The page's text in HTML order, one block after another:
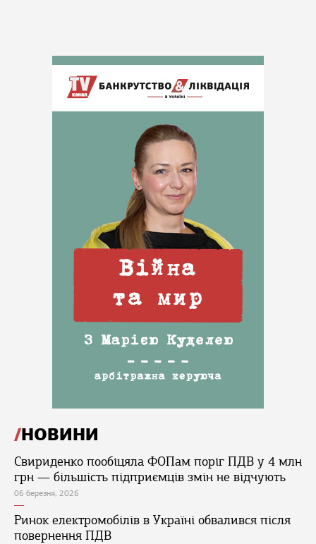
НОВИНИ
Свириденко пообіцяла ФОПам поріг ПДВ у 4 млн
грн — більшість підприємців змін не відчують
06 березня, 2026
Ринок електромобілів в Україні обвалився після
повернення ПДВ